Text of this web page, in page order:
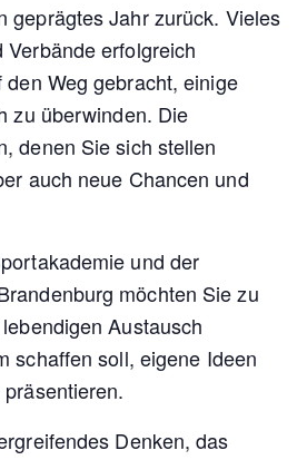
geprägtes Jahr zurück. Vieles
erfolgreich
Weg gebracht, einige
zu überwinden. Die
denen Sie sich stellen
auch neue Chancen und
und der
möchten Sie zu
Austausch
schaffen soll, eigene Ideen
Denken, das